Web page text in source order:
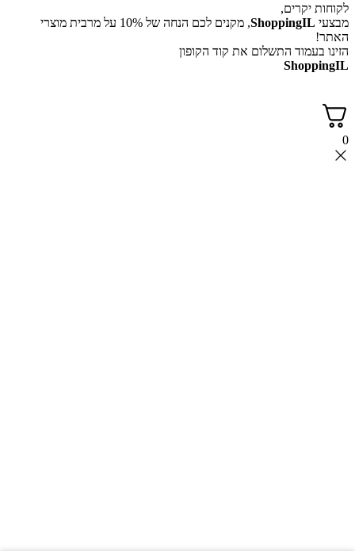
לקוחות יקרים,
מבצעי ShoppingIL
, מקנים לכם הנחה של 10% על מרבית מוצרי
האתר!
הזינו בעמוד התשלום את קוד הקופון
ShoppingIL
0